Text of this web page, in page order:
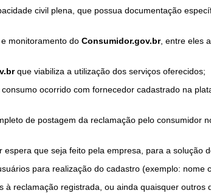
civil plena, que possua documentação
monitoramento do Consumidor.gov.br, entre eles
que viabiliza a utilização dos serviços oferecidos;
ocorrido com fornecedor cadastrado na
de postagem da reclamação pelo consumidor
que seja feito pela empresa, para a solução
para realização do cadastro (exemplo: nome
à reclamação registrada, ou ainda quaisquer